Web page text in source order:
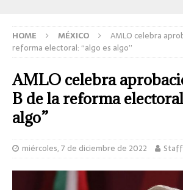
HOME MÉXICO
AMLO celebra
reforma electoral: “algo es algo”
AMLO celebra
B de la reforma
algo”
miércoles, 7 de diciembre de 2022 Staff